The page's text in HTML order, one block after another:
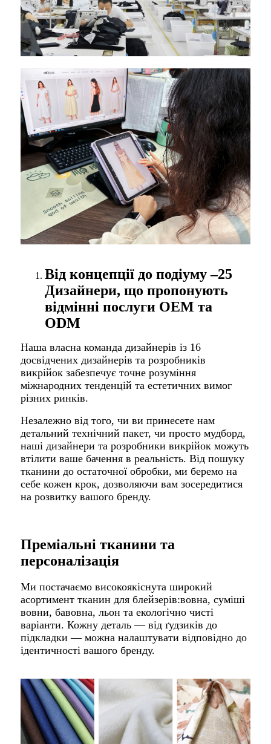
Від концепції до подіуму –25
Дизайнери, що пропонують
відмінні послуги OEM та
ODM
Наша власна команда дизайнерів із 16
досвідчених дизайнерів та розробників
викрійок забезпечує точне розуміння
міжнародних тенденцій та естетичних вимог
різних ринків.
Незалежно від того, чи ви принесете нам
детальний технічний пакет, чи просто мудборд,
наші дизайнери та розробники викрійок можуть
втілити ваше бачення в реальність. Від пошуку
тканини до остаточної обробки, ми беремо на
себе кожен крок, дозволяючи вам зосередитися
на розвитку вашого бренду.
Преміальні тканини та
персоналізація
Ми постачаємо високоякіснута широкий
асортимент тканин для блейзерів:вовна, суміші
вовни, бавовна, льон та екологічно чисті
варіанти. Кожну деталь — від ґудзиків до
підкладки — можна налаштувати відповідно до
ідентичності вашого бренду.